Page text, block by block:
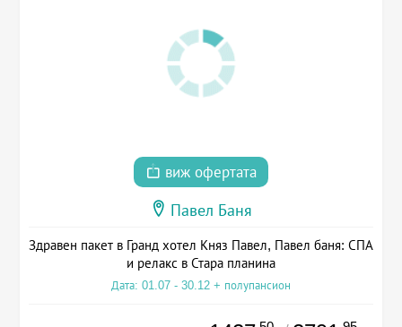
виж офертата
Павел Баня
Здравен пакет в Гранд хотел Княз Павел, Павел баня: СПА
и релакс в Стара планина
Дата: 01.07 - 30.12 + полупансион